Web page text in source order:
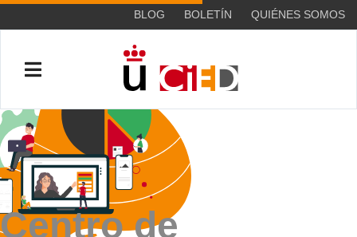
BLOG BOLETÍN QUIÉNES SOMOS
Centro de